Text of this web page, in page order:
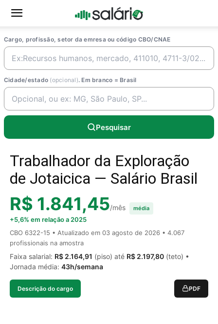
Cargo, profissão, setor da emresa ou código CBO/CNAE
Cidade/estado (opcional). Em branco = Brasil
Pesquisar
Trabalhador da Exploração
de Jotaicica — Salário Brasil
R$ 1.841,45/mês média
+5,6% em relação a 2025
CBO 6322-15 • Atualizado em 03 agosto de 2026 • 4.067
profissionais na amostra
Faixa salarial: R$ 2.164,91 (piso) até R$ 2.197,80 (teto) •
Jornada média: 43h/semana
Descrição do cargo PDF